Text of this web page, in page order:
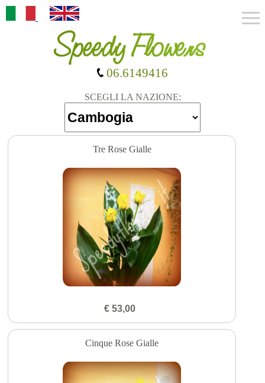
SCEGLI LA NAZIONE:
06.6149416
Tre Rose Gialle
€ 53,00
Cinque Rose Gialle